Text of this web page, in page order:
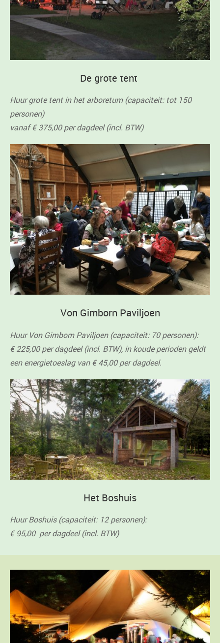
De grote tent
Huur grote tent in het arboretum (capaciteit: tot 150
personen)
vanaf € 375,00 per dagdeel (incl. BTW)
Von Gimborn Paviljoen
Huur Von Gimborn Paviljoen (capaciteit: 70 personen):
€ 225,00 per dagdeel (incl. BTW), in koude perioden geldt
een energietoeslag van € 45,00 per dagdeel.
Het Boshuis
Huur Boshuis (capaciteit: 12 personen):
€ 95,00 per dagdeel (incl. BTW)